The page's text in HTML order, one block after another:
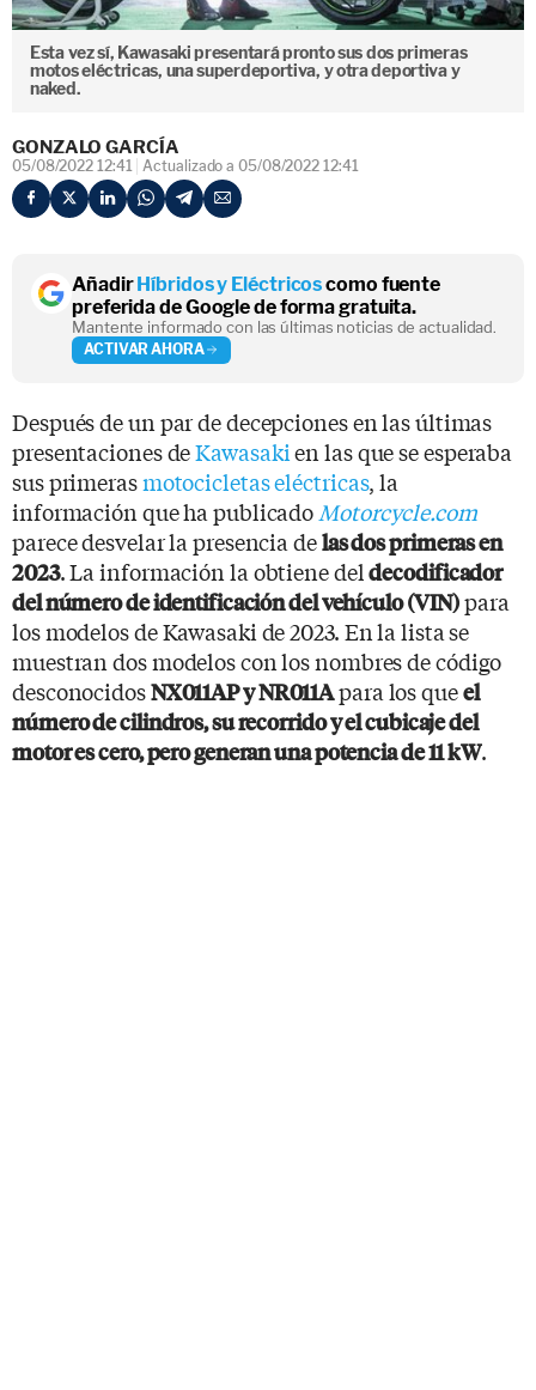
Esta vez sí, Kawasaki presentará pronto sus dos primeras
motos eléctricas, una superdeportiva, y otra deportiva y
naked.
GONZALO GARCÍA
05/08/2022 12:41 Actualizado a 05/08/2022 12:41
AñadirHíbridos y Eléctricoscomo fuente
preferida de Google de forma gratuita.
Mantente informado con las últimas noticias de actualidad.
ACTIVAR AHORA
Después de un par de decepciones en las últimas
presentaciones deKawasakien las que se esperaba
sus primerasmotocicletas eléctricas, la
información que ha publicado Motorcycle.com
parece desvelar la presencia delas dos primeras en
2023. La información la obtiene deldecodificador
del número de identificación del vehículo (VIN)para
los modelos de Kawasaki de 2023. En la lista se
muestran dos modelos con los nombres de código
desconocidosNX011AP y NR011Apara los queel
número de cilindros, su recorrido y el cubicaje del
motor es cero, pero generan una potencia de 11 kW.